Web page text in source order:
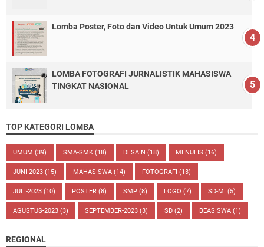
Lomba Poster, Foto dan Video Untuk Umum 2023
LOMBA FOTOGRAFI JURNALISTIK MAHASISWA
TINGKAT NASIONAL
TOP KATEGORI LOMBA
UMUM (39) SMA-SMK (18) DESAIN (18) MENULIS (16)
JUNI-2023 (15) MAHASISWA (14) FOTOGRAFI (13)
JULI-2023 (10) POSTER (8) SMP (8) LOGO (7) SD-MI (5)
AGUSTUS-2023 (3) SEPTEMBER-2023 (3) SD (2) BEASISWA (1)
REGIONAL